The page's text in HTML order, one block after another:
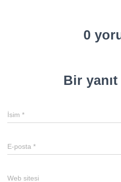
0
Bir yanıt
İsim *
E-posta *
Web sitesi